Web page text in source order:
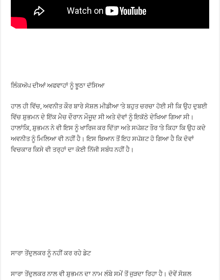
ਲਿੰਕਅੱਪ ਦੀਆਂ ਅਫਵਾਹਾਂ ਨੂੰ ਝੂਠਾ ਦੱਸਿਆ
ਹਾਲ ਹੀ ਵਿੱਚ, ਅਵਨੀਤ ਕੌਰ ਬਾਰੇ ਸੋਸ਼ਲ ਮੀਡੀਆ ‘ਤੇ ਬਹੁਤ ਚਰਚਾ ਹੋਈ ਸੀ ਕਿ ਉਹ ਦੁਬਈ
ਵਿੱਚ ਸ਼ੁਭਮਨ ਦੇ ਇੱਕ ਮੈਚ ਦੌਰਾਨ ਮੌਜੂਦ ਸੀ ਅਤੇ ਦੋਵਾਂ ਨੂੰ ਇਕੱਠੇ ਦੇਖਿਆ ਗਿਆ ਸੀ।
ਹਾਲਾਂਕਿ, ਸ਼ੁਭਮਨ ਨੇ ਵੀ ਇਸ ਨੂੰ ਖਾਰਿਜ ਕਰ ਦਿੱਤਾ ਅਤੇ ਸਪੱਸ਼ਟ ਤੌਰ ‘ਤੇ ਕਿਹਾ ਕਿ ਉਹ ਕਦੇ
ਅਵਨੀਤ ਨੂੰ ਮਿਲਿਆ ਵੀ ਨਹੀਂ ਹੈ। ਇਸ ਬਿਆਨ ਤੋਂ ਇਹ ਸਪੱਸ਼ਟ ਹੋ ਗਿਆ ਹੈ ਕਿ ਦੋਵਾਂ
ਵਿਚਕਾਰ ਕਿਸੇ ਵੀ ਤਰ੍ਹਾਂ ਦਾ ਕੋਈ ਨਿੱਜੀ ਸਬੰਧ ਨਹੀਂ ਹੈ।
ਸਾਰਾ ਤੇਂਦੁਲਕਰ ਨੂੰ ਨਹੀਂ ਕਰ ਰਹੇ ਡੇਟ
ਸਾਰਾ ਤੇਂਦੁਲਕਰ ਨਾਲ ਵੀ ਸ਼ੁਭਮਨ ਦਾ ਨਾਮ ਲੰਬੇ ਸਮੇਂ ਤੋਂ ਜੁੜਦਾ ਰਿਹਾ ਹੈ। ਦੋਵੇਂ ਸੋਸ਼ਲ